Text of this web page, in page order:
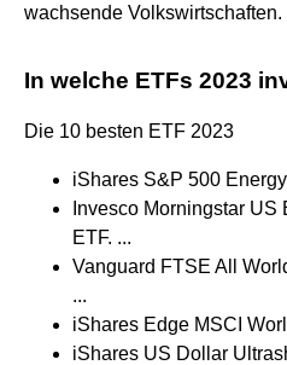
wachsende Volkswirtschaften.
In welche ETFs 2023
Die 10 besten ETF 2023
iShares S&P 500
Invesco Morningstar US
ETF. ...
Vanguard FTSE All
...
iShares Edge MSCI
iShares US Dollar